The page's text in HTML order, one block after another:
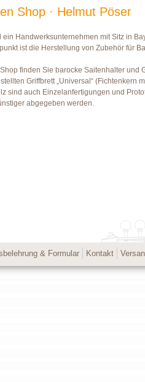
Shop · Helmut Pöser
ein Handwerksunternehmen mit Sitz in
ist die Herstellung von Zubehör für
finden Sie barocke Saitenhalter und
Griffbrett „Universal“ (Fichtenkern
sind auch Einzelanfertigungen und
abgegeben werden.
& Formular Kontakt